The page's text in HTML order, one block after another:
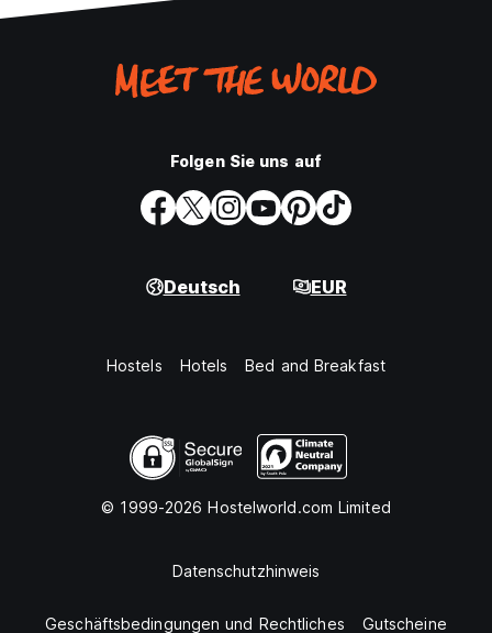
Folgen Sie uns auf
Deutsch EUR
Hostels Hotels Bed and Breakfast
© 1999-2026 Hostelworld.com Limited
Datenschutzhinweis
Geschäftsbedingungen und Rechtliches Gutscheine